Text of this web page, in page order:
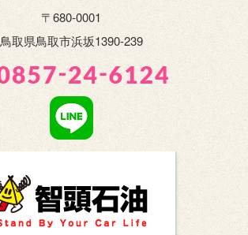
〒680-0001
鳥取県鳥取市浜坂1390-239